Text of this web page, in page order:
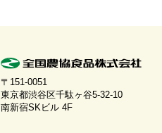
〒151-0051
東京都渋谷区千駄ヶ谷5-32-10
南新宿SKビル 4F